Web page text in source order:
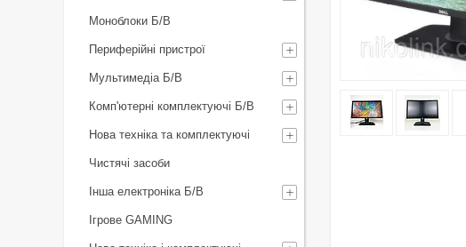
Моноблоки Б/В
Периферійні пристрої
Мультимедіа Б/В
Комп'ютерні комплектуючі Б/В
Нова техніка та комплектуючі
Чистячі засоби
Інша електроніка Б/В
Ігрове GAMING